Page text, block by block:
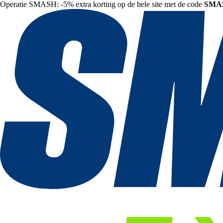
Operatie SMASH: -5% extra korting op de hele site met de code